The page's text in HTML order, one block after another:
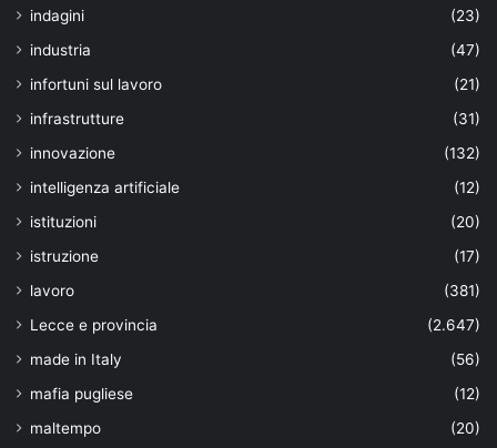
indagini
(23)
industria
(47)
infortuni sul lavoro
(21)
infrastrutture
(31)
innovazione
(132)
intelligenza artificiale
(12)
istituzioni
(20)
istruzione
(17)
lavoro
(381)
Lecce e provincia
(2.647)
made in Italy
(56)
mafia pugliese
(12)
maltempo
(20)